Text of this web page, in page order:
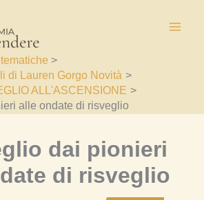
di Lauren Gorgo Novità
ALL'ASCENSIONE
alle ondate di risveglio
dai pionieri
di risveglio